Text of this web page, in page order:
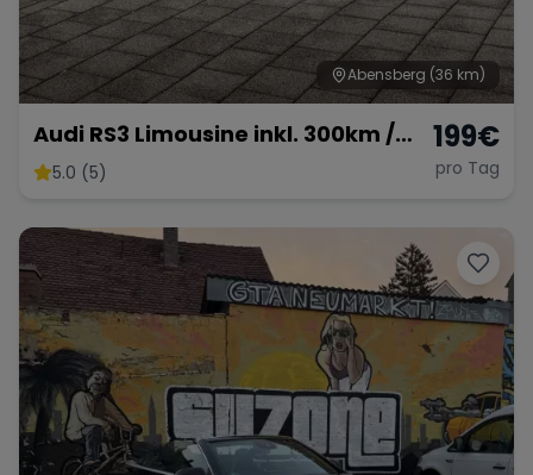
Abensberg (36 km)
Audi RS3 Limousine inkl. 300km /
km frei möglich
5.0 (5)
199€
pro Tag